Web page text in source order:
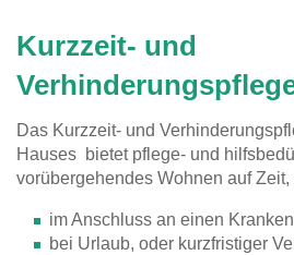
Kurzzeit- und
Das Kurzzeit- und
Hauses bietet pflege- und
vorübergehendes Wohnen auf Zeit,
im Anschluss an einen
bei Urlaub, oder kurzfristiger